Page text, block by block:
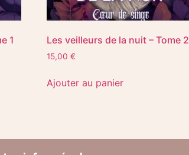
1 Les veilleurs de la nuit – Tome 2
15,00€
Ajouter au panier